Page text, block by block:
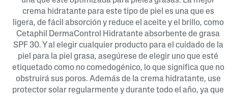
crema hidratante para este tipo de piel es una que es
ligera, de fácil absorción y reduce el aceite y el brillo, como
Cetaphil DermaControl Hidratante absorbente de grasa
SPF 30. Y al elegir cualquier producto para el cuidado de la
piel para la piel grasa, asegúrese de elegir uno que esté
etiquetado como no comedogénico, lo que significa que no
obstruirá sus poros. Además de la crema hidratante, use
protector solar regularmente y durante todo el año, ya que